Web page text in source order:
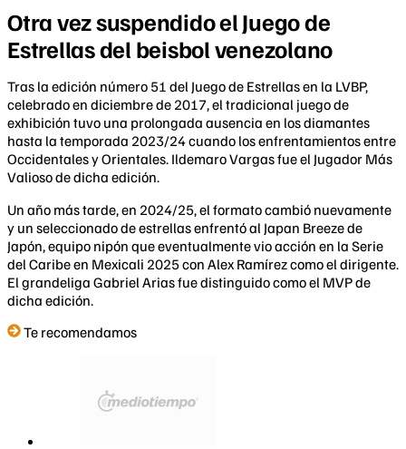
Otra vez suspendido el Juego de
Estrellas del beisbol venezolano
Tras la edición número 51 del Juego de Estrellas en la LVBP,
celebrado en diciembre de 2017, el tradicional juego de
exhibición tuvo una prolongada ausencia en los diamantes
hasta la temporada 2023/24 cuando los enfrentamientos entre
Occidentales y Orientales. Ildemaro Vargas fue el Jugador Más
Valioso de dicha edición.
Un año más tarde, en 2024/25, el formato cambió nuevamente
y un seleccionado de estrellas enfrentó al Japan Breeze de
Japón, equipo nipón que eventualmente vio acción en la Serie
del Caribe en Mexicali 2025 con Alex Ramírez como el dirigente.
El grandeliga Gabriel Arias fue distinguido como el MVP de
dicha edición.
Te recomendamos